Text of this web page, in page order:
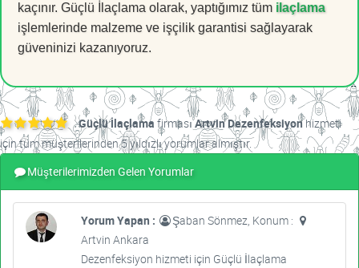
kaçınır. Güçlü İlaçlama olarak, yaptığımız tüm ilaçlama
işlemlerinde malzeme ve işçilik garantisi sağlayarak
güveninizi kazanıyoruz.
Güçlü İlaçlama firmasıArtvin Dezenfeksiyonhizmeti
için tüm müşterilerinden 5 yıldızlı yorumlar almıştır.
Müşterilerimizden Gelen Yorumlar
Yorum Yapan :
Şaban Sönmez, Konum :
Artvin Ankara
Dezenfeksiyon hizmeti için Güçlü İlaçlama